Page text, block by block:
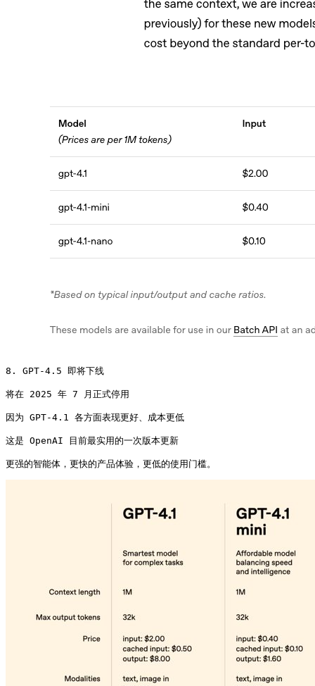
8. GPT‑4.5 即将下线
将在 2025 年 7 月正式停用
因为 GPT‑4.1 各方面表现更好、成本更低
这是 OpenAI 目前最实用的一次版本更新
更强的智能体，更快的产品体验，更低的使用门槛。